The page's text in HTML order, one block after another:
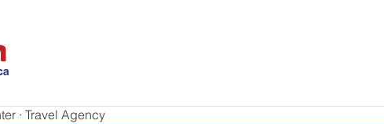
· Travel Agency